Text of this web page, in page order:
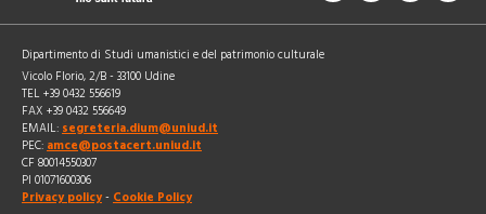
Dipartimento di Studi umanistici e del patrimonio culturale
Vicolo Florio, 2/B - 33100 Udine
TEL +39 0432 556619
FAX +39 0432 556649
EMAIL: segreteria.dium@uniud.it
PEC: amce@postacert.uniud.it
CF 80014550307
PI 01071600306
Privacy policy - Cookie Policy